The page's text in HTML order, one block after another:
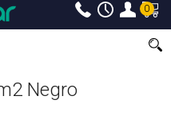
0
Negro